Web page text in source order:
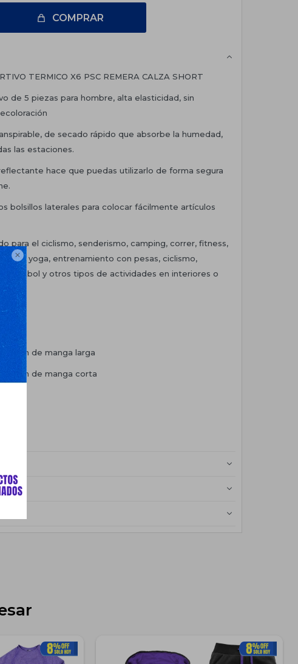

COMPRAR
TERMICO X6 PSC REMERA CALZA SHORT
de 5 piezas para hombre, alta elasticidad, sin
de secado rápido que absorbe la humedad,
las estaciones.
hace que puedas utilizarlo de forma segura
bolsillos laterales para colocar fácilmente artículos
para el ciclismo, senderismo, camping, correr, fitness,
yoga, entrenamiento con pesas, ciclismo,
fútbol y otros tipos de actividades en interiores o
de manga larga
de manga corta